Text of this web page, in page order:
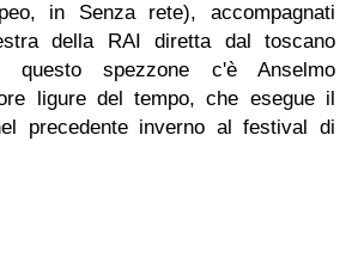
in Senza rete), accompagnati
della RAI diretta dal toscano
questo spezzone c'è Anselmo
ligure del tempo, che esegue il
precedente inverno al festival di